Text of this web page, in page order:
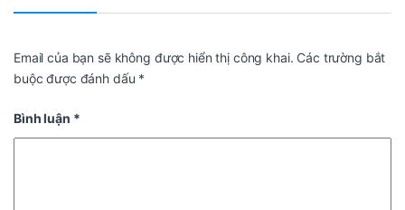
Email của bạn sẽ không được hiển thị công khai. Các trường bắt
buộc được đánh dấu *
Bình luận *